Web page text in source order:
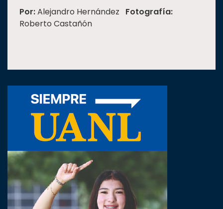
Por:Alejandro Hernández Fotografía:
Roberto Castañón